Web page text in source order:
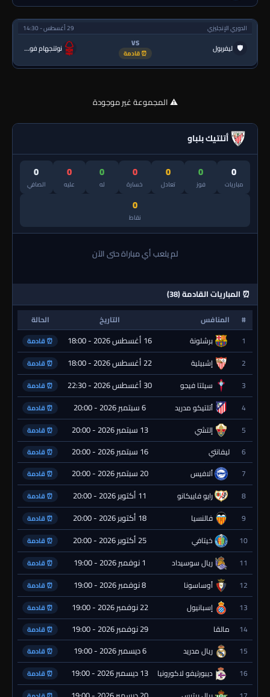
الدوري الإنجليزي 29 أغسطس - 14:30
🛡 ليفربول VS
⏰ قادمة نوتنجهام فورست
⚠️ المجموعة غير موجودة
أتلتيك بلباو
0
مباريات
0
فوز
0
تعادل
0
خسارة
0
له
0
عليه
0
الصافي
0
نقاط
لم يلعب أي مباراة حتى الآن
⏰ المباريات القادمة (38)
# المنافس التاريخ
الحالة
1
برشلونة 16 أغسطس 2026 - 18:00 ⏰ قادمة
2 إشبيلية 22 أغسطس 2026 - 18:00 ⏰ قادمة
3 سيلتا فيجو 30 أغسطس 2026 - 22:30 ⏰ قادمة
4 أتلتيكو مدريد 6 سبتمبر 2026 - 20:00 ⏰ قادمة
5 إلتشي 13 سبتمبر 2026 - 20:00 ⏰ قادمة
6 ليفانتي 16 سبتمبر 2026 - 20:00 ⏰ قادمة
7 ألافيس 20 سبتمبر 2026 - 20:00 ⏰ قادمة
8 رايو فاييكانو 11 أكتوبر 2026 - 20:00 ⏰ قادمة
9 فالنسيا 18 أكتوبر 2026 - 20:00 ⏰ قادمة
10 خيتافي 25 أكتوبر 2026 - 20:00 ⏰ قادمة
11 ريال سوسيداد 1 نوفمبر 2026 - 19:00 ⏰ قادمة
12 أوساسونا 8 نوفمبر 2026 - 19:00 ⏰ قادمة
13 إسبانيول 22 نوفمبر 2026 - 19:00 ⏰ قادمة
14 مالقا 29 نوفمبر 2026 - 19:00 ⏰ قادمة
15 ريال مدريد 6 ديسمبر 2026 - 19:00 ⏰ قادمة
16 ديبورتيفو لاكورونيا 13 ديسمبر 2026 - 19:00 ⏰ قادمة